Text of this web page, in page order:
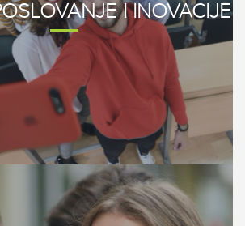
I INOVACIJE